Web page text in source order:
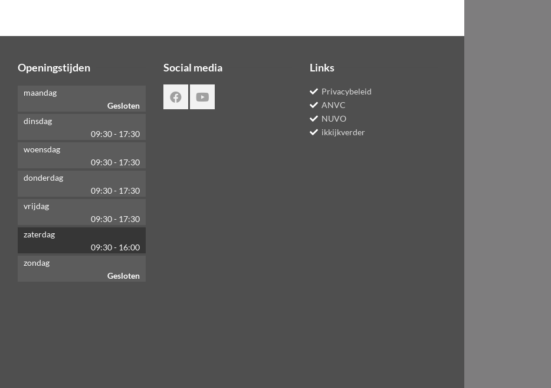
Openingstijden
maandag
Gesloten
dinsdag
09:30- 17:30
woensdag
09:30- 17:30
donderdag
09:30- 17:30
vrijdag
09:30- 17:30
zaterdag
09:30- 16:00
zondag
Gesloten
Social media Links
Privacybeleid
ANVC
NUVO
ikkijkverder